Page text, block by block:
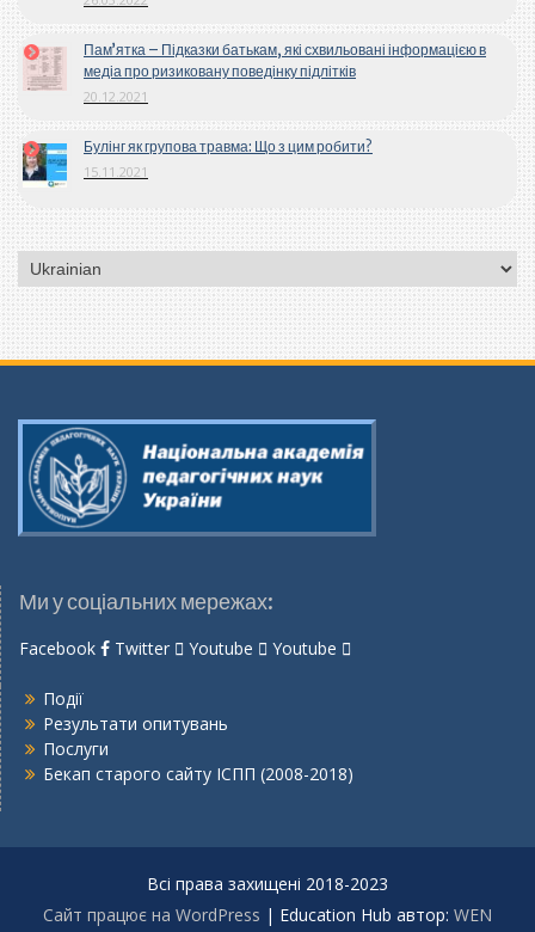
Пам’ятка – Підказки батькам, які схвильовані інформацією в
медіа про ризиковану поведінку підлітків
20.12.2021
Булінг як групова травма: Що з цим робити?
15.11.2021
Вибрати
мову
Ми у соціальних мережах:
Facebook Twitter Youtube Youtube
Події
Результати опитувань
Послуги
Бекап старого сайту ІСПП (2008-2018)
Всі права захищені 2018-2023
Сайт працює на WordPress | Education Hub автор: WEN